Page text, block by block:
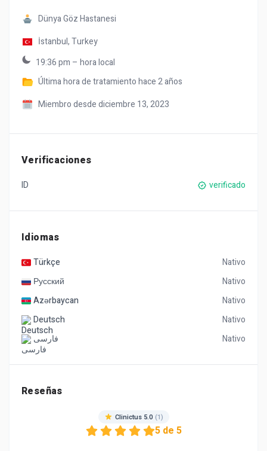
Dünya Göz Hastanesi
İstanbul,Turkey
19:36 pm – hora local
Última hora de tratamientohace 2 años
Miembro desde diciembre 13, 2023
Verificaciones
ID verificado
Idiomas
Türkçe
Nativo
Русский
Nativo
Azərbaycan
Nativo
Deutsch
Nativo
فارسی
Nativo
Reseñas
Clinictus 5.0 (1)
5 de 5